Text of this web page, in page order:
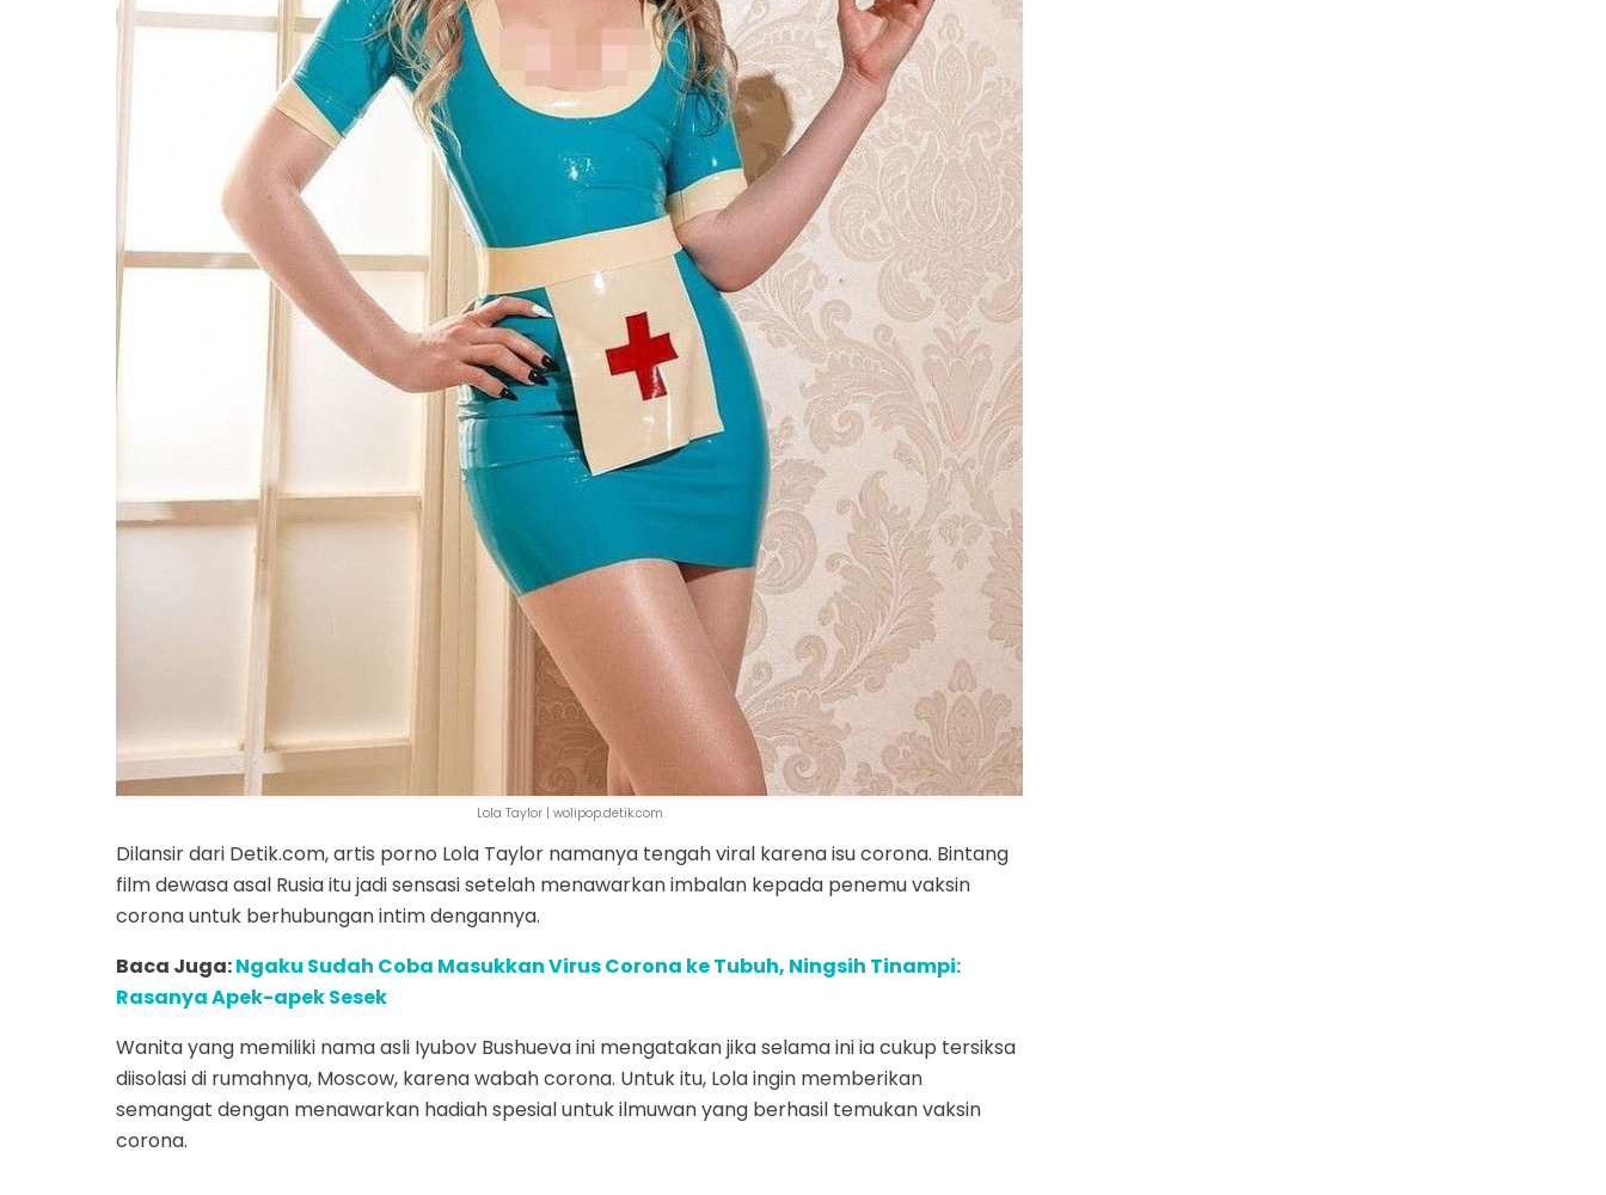
Lola Taylor | wolipop.detik.com
Dilansir dari Detik.com, artis porno Lola Taylor namanya tengah viral karena isu corona. Bintang
film dewasa asal Rusia itu jadi sensasi setelah menawarkan imbalan kepada penemu vaksin
corona untuk berhubungan intim dengannya.
Baca Juga:Ngaku Sudah Coba Masukkan Virus Corona ke Tubuh, Ningsih Tinampi:
Rasanya Apek-apek Sesek
Wanita yang memiliki nama asli Iyubov Bushueva ini mengatakan jika selama ini ia cukup tersiksa
diisolasi di rumahnya, Moscow, karena wabah corona. Untuk itu, Lola ingin memberikan
semangat dengan menawarkan hadiah spesial untuk ilmuwan yang berhasil temukan vaksin
corona.